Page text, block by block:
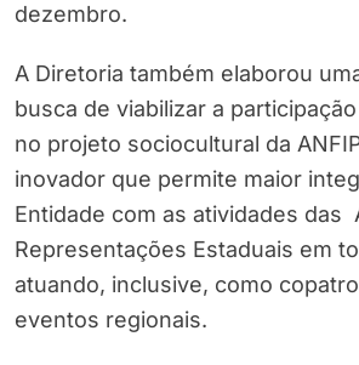
dezembro.
A Diretoria também elaborou
busca de viabilizar a
no projeto sociocultural da
inovador que permite maior
Entidade com as atividades das
Representações Estaduais em
atuando, inclusive, como
eventos regionais.